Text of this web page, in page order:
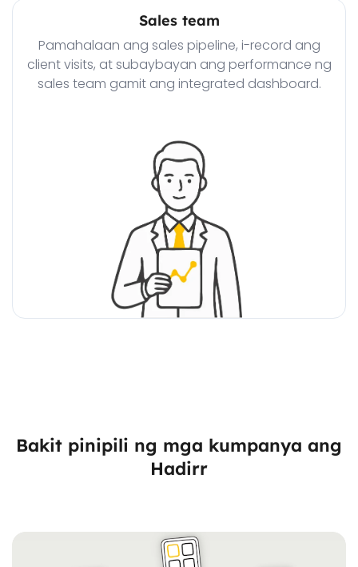
Sales team
Pamahalaan ang sales pipeline, i-record ang
client visits, at subaybayan ang performance ng
sales team gamit ang integrated dashboard.
Bakit pinipili ng mga kumpanya ang
Hadirr